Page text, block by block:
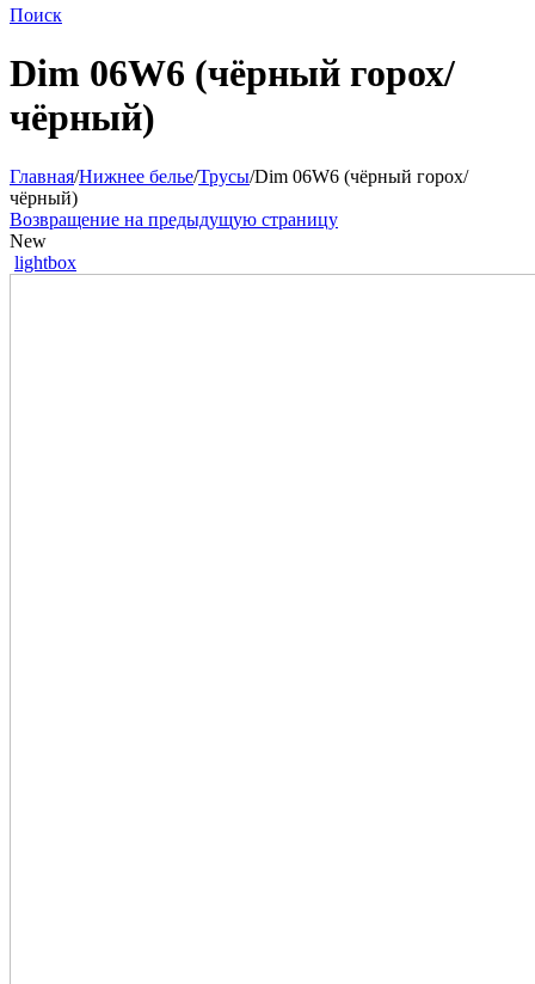
Поиск
Dim 06W6 (чёрный горох/
чёрный)
Главная/Нижнее белье/Трусы/Dim 06W6 (чёрный горох/
чёрный)
Возвращение на предыдущую страницу
New
lightbox